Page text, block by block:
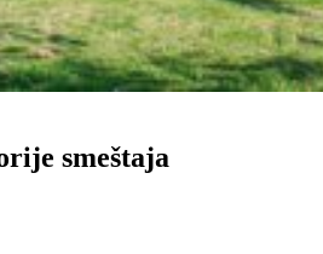
smeštaja